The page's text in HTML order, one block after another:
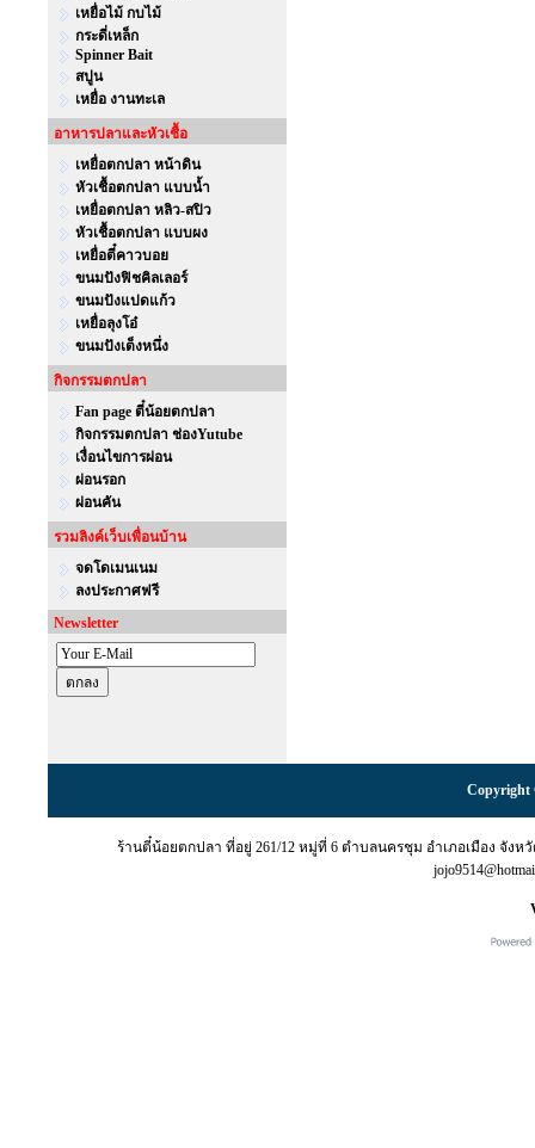
เหยื่อไม้ กบไม้
กระดี่เหล็ก
Spinner Bait
สปูน
เหยื่อ งานทะเล
อาหารปลาและหัวเชื้อ
เหยื่อตกปลา หน้าดิน
หัวเชื้อตกปลา แบบน้ำ
เหยื่อตกปลา หลิว-สปิว
หัวเชื้อตกปลา แบบผง
เหยื่อตี๋คาวบอย
ขนมปังฟิชคิลเลอร์
ขนมปังแปดแก้ว
เหยื่อลุงโอ๋
ขนมปังเต็งหนึ่ง
กิจกรรมตกปลา
Fan page ตี๋น้อยตกปลา
กิจกรรมตกปลา ช่องYutube
เงื่อนไขการผ่อน
ผ่อนรอก
ผ่อนคัน
รวมลิงค์เว็บเพื่อนบ้าน
จดโดเมนเนม
ลงประกาศฟรี
Newsletter
Copyright
ร้านตี๋น้อยตกปลา ที่อยู่ 261/12 หมู่ที่ 6 ตำบลนครชุม อำเภอเมือง จังหวั